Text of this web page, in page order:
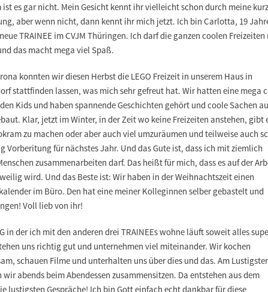
es gar nicht. Mein Gesicht kennt ihr vielleicht schon durch meine
aber wenn nicht, dann kennt ihr mich jetzt. Ich bin Carlotta, 19
TRAINEE im CVJM Thüringen. Ich darf die ganzen coolen
das macht mega viel Spaß.
konnten wir diesen Herbst die LEGO Freizeit in unserem Haus in
stattfinden lassen, was mich sehr gefreut hat. Wir hatten eine mega
Kids und haben spannende Geschichten gehört und coole Sachen
Klar, jetzt im Winter, in der Zeit wo keine Freizeiten anstehen, gibt
zu machen oder aber auch viel umzuräumen und teilweise auch
Vorberitung für nächstes Jahr. Und das Gute ist, dass ich mit ziemlich
zusammenarbeiten darf. Das heißt für mich, dass es auf der
wird. Und das Beste ist: Wir haben in der Weihnachtszeit einen
im Büro. Den hat eine meiner Kolleginnen selber gebastelt und
Voll lieb von ihr!
in der ich mit den anderen drei TRAINEEs wohne läuft soweit alles
uns richtig gut und unternehmen viel miteinander. Wir kochen
schauen Filme und unterhalten uns über dies und das. Am
wir abends beim Abendessen zusammensitzen. Da entstehen aus dem
lustigsten Gespräche! Ich bin Gott einfach echt dankbar für diese
In